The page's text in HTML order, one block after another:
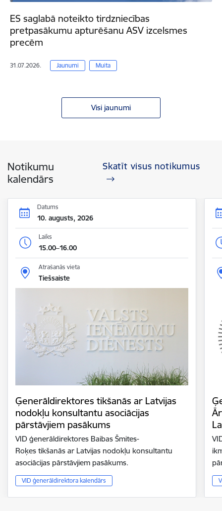
ES saglabā noteikto tirdzniecības
pretpasākumu apturēšanu ASV izcelsmes
precēm
31.07.2026. Jaunumi Muita
Visi jaunumi
Notikumu
kalendārs
Skatīt visus notikumus
Datums
10. augusts, 2026
Laiks
15.00–16.00
Atrašanās vieta
Tiešsaiste
Ģenerāldirektores tikšanās ar Latvijas
nodokļu konsultantu asociācijas
pārstāvjiem pasākums
VID ģenerāldirektores Baibas Šmites-
Roķes tikšanās ar Latvijas nodokļu konsultantu
asociācijas pārstāvjiem pasākums.
VID ģenerāldirektora kalendārs